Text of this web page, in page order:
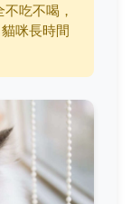
吃不喝，
咪長時間